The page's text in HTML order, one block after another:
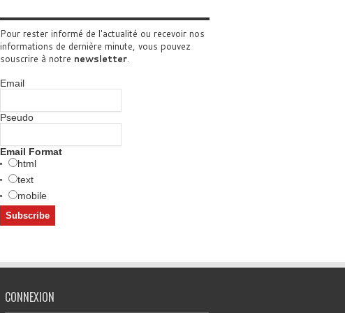
Pour rester informé de l'actualité ou recevoir nos
informations de dernière minute, vous pouvez
souscrire à notre newsletter.
Email
Pseudo
Email Format
html
text
mobile
CONNEXION